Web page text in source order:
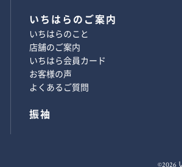
いちはらのご案内
いちはらのこと
店舗のご案内
いちはら会員カード
お客様の声
よくあるご質問
振袖
©2026